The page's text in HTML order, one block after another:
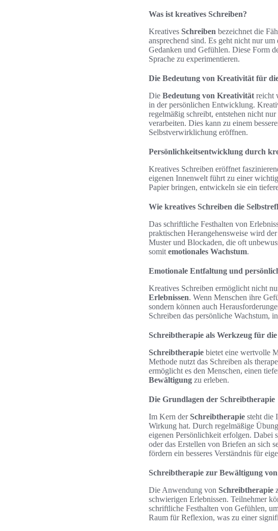
Was ist kreatives Schreiben?
Kreatives Schreiben bezeichnet die
ansprechend sind. Es geht nicht nur
Gedanken und Gefühlen. Diese Form
Sprache zu experimentieren.
Die Bedeutung von Kreativität für
Die Bedeutung von Kreativität reicht
in der persönlichen Entwicklung.
regelmäßig schreibt, entstehen nicht
verarbeiten. Dies kann zu einem
Selbstverwirklichung eröffnen.
Persönlichkeitsentwicklung durch
Kreatives Schreiben eröffnet
eigenen Innenwelt führt zu einer
Papier bringen, entwickeln sie ein
Wie kreatives Schreiben die
Das schriftliche Festhalten von
praktischen Herangehensweise wird
Muster und Blockaden, die oft
somit emotionales Wachstum.
Emotionale Entfaltung und
Kreatives Schreiben ermöglicht nicht
Erlebnissen. Wenn Menschen ihre
sondern können auch
Schreiben das persönliche Wachstum,
Schreibtherapie als Werkzeug für
Schreibtherapie bietet eine wertvolle
Methode nutzt das Schreiben als
ermöglicht es den Menschen, einen
Bewältigung zu erleben.
Die Grundlagen der Schreibtherapie
Im Kern derSchreibtherapie steht die
Wirkung hat. Durch regelmäßige
eigenen Persönlichkeit erfolgen. Dabei
oder das Erstellen von Briefen an sich
fördern ein besseres Verständnis für
Schreibtherapie zur Bewältigung
Die Anwendung von Schreibtherapie
schwierigen Erlebnissen. Teilnehmer
schriftliche Festhalten von Gefühlen,
Raum für Reflexion, was zu einer